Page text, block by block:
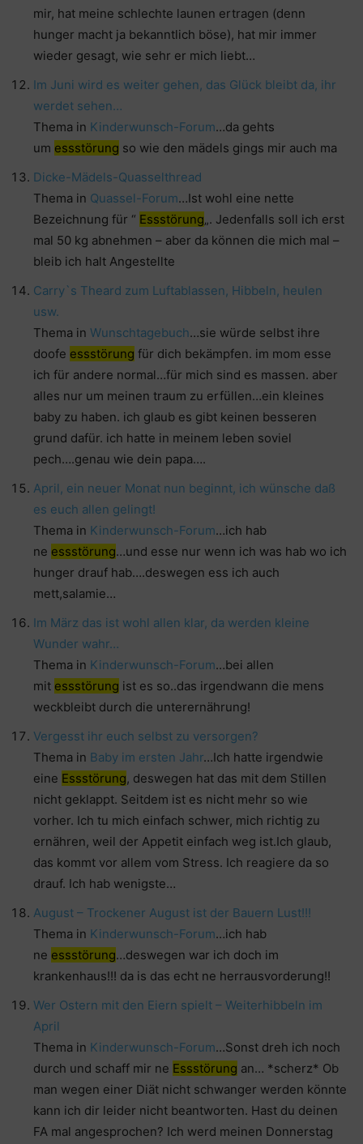
mir, hat meine schlechte launen ertragen (denn
hunger macht ja bekanntlich böse), hat mir immer
wieder gesagt, wie sehr er mich liebt…
Im Juni wird es weiter gehen, das Glück bleibt da, ihr
werdet sehen…
Thema in Kinderwunsch-Forum…da gehts
um essstörung so wie den mädels gings mir auch ma
Dicke-Mädels-Quasselthread
Thema in Quassel-Forum…Ist wohl eine nette
Bezeichnung für “ Essstörung„. Jedenfalls soll ich erst
mal 50 kg abnehmen – aber da können die mich mal –
bleib ich halt Angestellte
Carry`s Theard zum Luftablassen, Hibbeln, heulen
usw.
Thema in Wunschtagebuch…sie würde selbst ihre
doofe essstörung für dich bekämpfen. im mom esse
ich für andere normal…für mich sind es massen. aber
alles nur um meinen traum zu erfüllen…ein kleines
baby zu haben. ich glaub es gibt keinen besseren
grund dafür. ich hatte in meinem leben soviel
pech….genau wie dein papa….
April, ein neuer Monat nun beginnt, ich wünsche daß
es euch allen gelingt!
Thema in Kinderwunsch-Forum…ich hab
ne essstörung…und esse nur wenn ich was hab wo ich
hunger drauf hab….deswegen ess ich auch
mett,salamie…
Im März das ist wohl allen klar, da werden kleine
Wunder wahr…
Thema in Kinderwunsch-Forum…bei allen
mit essstörung ist es so..das irgendwann die mens
weckbleibt durch die unterernährung!
Vergesst ihr euch selbst zu versorgen?
Thema in Baby im ersten Jahr…Ich hatte irgendwie
eine Essstörung, deswegen hat das mit dem Stillen
nicht geklappt. Seitdem ist es nicht mehr so wie
vorher. Ich tu mich einfach schwer, mich richtig zu
ernähren, weil der Appetit einfach weg ist.Ich glaub,
das kommt vor allem vom Stress. Ich reagiere da so
drauf. Ich hab wenigste…
August – Trockener August ist der Bauern Lust!!!
Thema in Kinderwunsch-Forum…ich hab
ne essstörung…deswegen war ich doch im
krankenhaus!!! da is das echt ne herrausvorderung!!
Wer Ostern mit den Eiern spielt – Weiterhibbeln im
April
Thema in Kinderwunsch-Forum…Sonst dreh ich noch
durch und schaff mir ne Essstörung an… *scherz* Ob
man wegen einer Diät nicht schwanger werden könnte
kann ich dir leider nicht beantworten. Hast du deinen
FA mal angesprochen? Ich werd meinen Donnerstag